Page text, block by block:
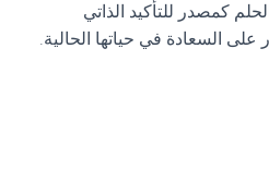
كمصدر للتأكيد الذاتي
السعادة في حياتها الحالية.